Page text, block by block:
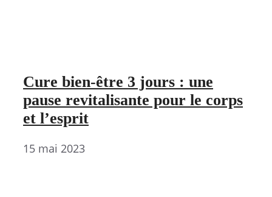
Cure bien-être 3 jours : une
pause revitalisante pour le corps
et l’esprit
15 mai 2023